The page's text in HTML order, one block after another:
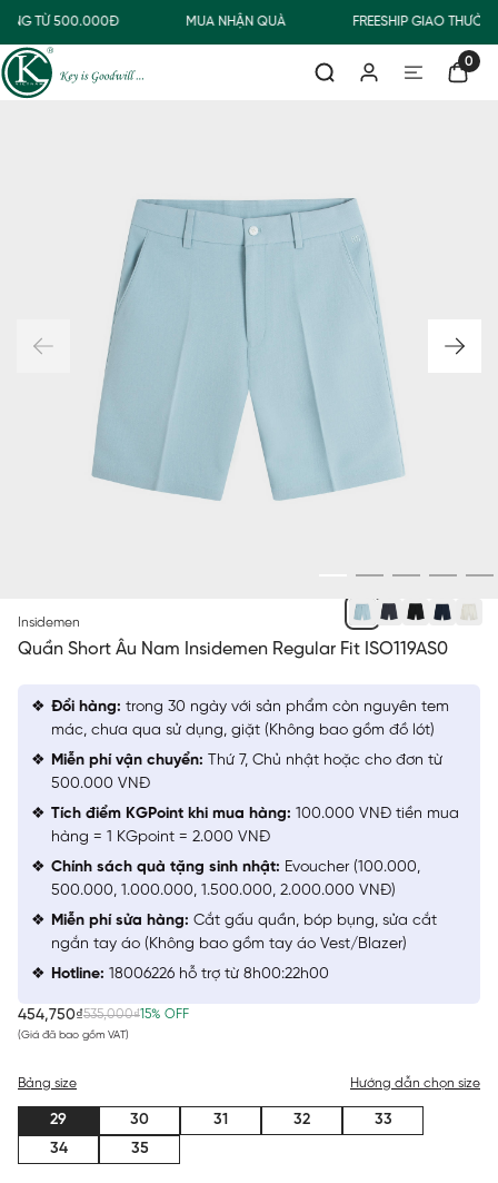
TỪ 500.000Đ MUA NHẬN QUÀ FREESHIP GIAO
0
Insidemen
Quần Short Âu Nam Insidemen Regular Fit ISO119AS0
454,750₫535,000₫15% OFF
(Giá đã bao gồm VAT)
Bảng size Hướng dẫn chọn size
29 30 31 32
33
34
35
Đổi hàng: trong 30 ngày với sản phẩm còn nguyên tem
mác, chưa qua sử dụng, giặt (Không bao gồm đồ lót)
Miễn phí vận chuyển: Thứ 7, Chủ nhật hoặc cho đơn từ
500.000 VNĐ
Tích điểm KGPoint khi mua hàng: 100.000 VNĐ tiền mua
hàng = 1 KGpoint = 2.000 VNĐ
Chính sách quà tặng sinh nhật: Evoucher (100.000,
500.000, 1.000.000, 1.500.000, 2.000.000 VNĐ)
Miễn phí sửa hàng: Cắt gấu quần, bóp bụng, sửa cắt
ngắn tay áo (Không bao gồm tay áo Vest/Blazer)
Hotline: 18006226 hỗ trợ từ 8h00:22h00